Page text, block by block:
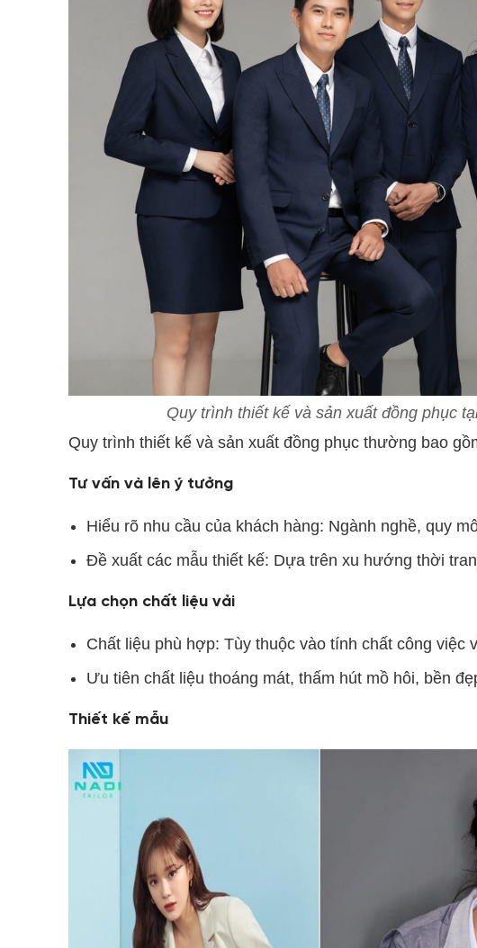
Quy trình thiết kế và sản xuất đồng phục
Quy trình thiết kế và sản xuất đồng phục thường bao
Tư vấn và lên ý tưởng
Hiểu rõ nhu cầu của khách hàng: Ngành nghề, quy
Đề xuất các mẫu thiết kế: Dựa trên xu hướng thời
Lựa chọn chất liệu vải
Chất liệu phù hợp: Tùy thuộc vào tính chất công việc
Ưu tiên chất liệu thoáng mát, thấm hút mồ hôi, bền
Thiết kế mẫu